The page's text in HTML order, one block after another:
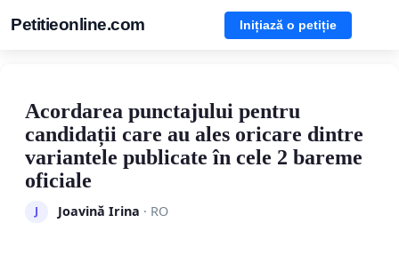
Petitieonline.com Inițiază o petiție
Acordarea punctajului pentru
candidații care au ales oricare dintre
variantele publicate în cele 2 bareme
oficiale
J Joavină Irina · RO